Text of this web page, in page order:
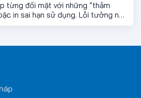
từng đối mặt với những “thảm
in sai hạn sử dụng. Lỗi tưởng nhỏ
hậu quả cực kỳ nghiêm trọng: mất